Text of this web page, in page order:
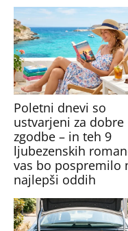
Poletni dnevi so
ustvarjeni za dobre
zgodbe – in teh 9
ljubezenskih
vas bo pospremilo
najlepši oddih